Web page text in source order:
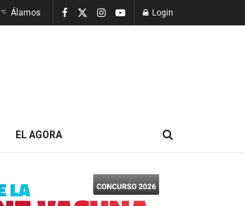
°C Álamos Login
EL AGORA